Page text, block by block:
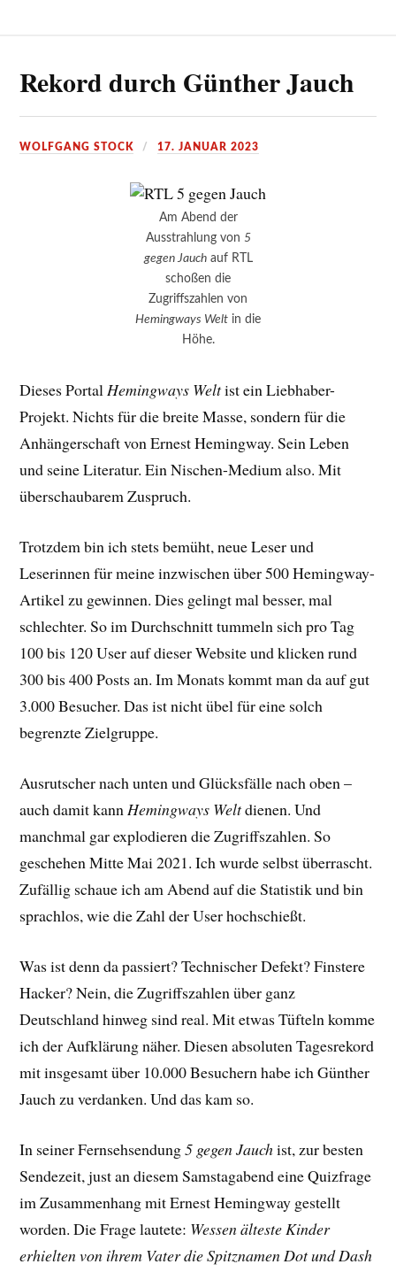
Rekord durch Günther Jauch
WOLFGANG STOCK 17. JANUAR 2023
Am Abend der
Ausstrahlung von 5
gegen Jauchauf RTL
schoßen die
Zugriffszahlen von
Hemingways Welt in die
Höhe.
Dieses PortalHemingways Weltist ein Liebhaber-
Projekt. Nichts für die breite Masse, sondern für die
Anhängerschaft von Ernest Hemingway. Sein Leben
und seine Literatur. Ein Nischen-Medium also. Mit
überschaubarem Zuspruch.
Trotzdem bin ich stets bemüht, neue Leser und
Leserinnen für meine inzwischen über 500 Hemingway-
Artikel zu gewinnen. Dies gelingt mal besser, mal
schlechter. So im Durchschnitt tummeln sich pro Tag
100 bis 120 User auf dieser Website und klicken rund
300 bis 400 Posts an. Im Monats kommt man da auf gut
3.000 Besucher. Das ist nicht übel für eine solch
begrenzte Zielgruppe.
Ausrutscher nach unten und Glücksfälle nach oben –
auch damit kannHemingways Weltdienen. Und
manchmal gar explodieren die Zugriffszahlen. So
geschehen Mitte Mai 2021. Ich wurde selbst überrascht.
Zufällig schaue ich am Abend auf die Statistik und bin
sprachlos, wie die Zahl der User hochschießt.
Was ist denn da passiert? Technischer Defekt? Finstere
Hacker? Nein, die Zugriffszahlen über ganz
Deutschland hinweg sind real. Mit etwas Tüfteln komme
ich der Aufklärung näher. Diesen absoluten Tagesrekord
mit insgesamt über 10.000 Besuchern habe ich Günther
Jauch zu verdanken. Und das kam so.
In seiner Fernsehsendung5 gegen Jauchist, zur besten
Sendezeit, just an diesem Samstagabend eine Quizfrage
im Zusammenhang mit Ernest Hemingway gestellt
worden. Die Frage lautete: Wessen älteste Kinder
erhielten von ihrem Vater die Spitznamen Dot und Dash